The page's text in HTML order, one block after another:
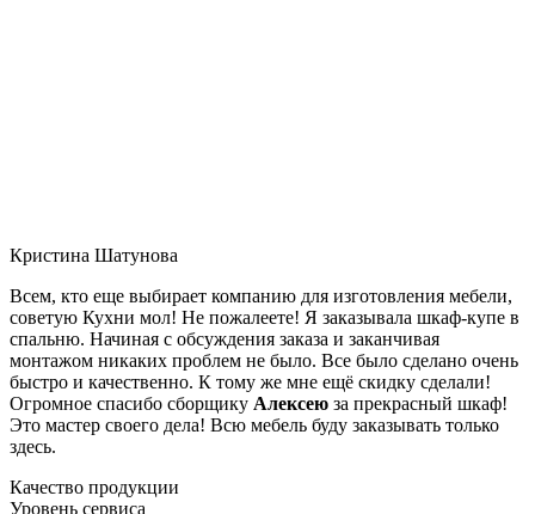
Кристина Шатунова
Всем, кто еще выбирает компанию для изготовления мебели,
советую Кухни мол! Не пожалеете! Я заказывала шкаф-купе в
спальню. Начиная с обсуждения заказа и заканчивая
монтажом никаких проблем не было. Все было сделано очень
быстро и качественно. К тому же мне ещё скидку сделали!
Огромное спасибо сборщику Алексею за прекрасный шкаф!
Это мастер своего дела! Всю мебель буду заказывать только
здесь.
Качество продукции
Уровень сервиса